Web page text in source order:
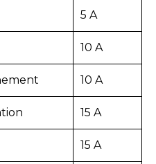
5 A
10 A
10 A
15 A
15 A